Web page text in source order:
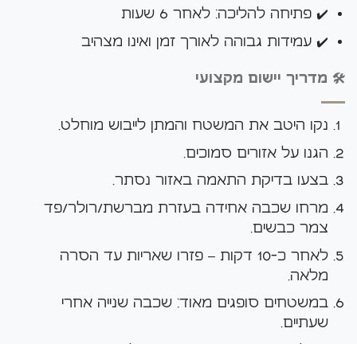
✔️ פתיחה להליכה: לאחר 6 שעות
✔️ עמידות גבוהה לאורך זמן ואינו מצהיב
🛠️ מדריך יישום מקצועי
נקו היטב את המשטח והמתן לייבוש מוחלט.
הגנו על אזורים סמוכים.
בצעו בדיקת התאמה באזור נסתר.
מרחו שכבה אחידה בעזרת מברשת/רולר/פד
צמר כבשים.
לאחר כ-10 דקות – פזרו שאריות עד הסרה
מלאה.
במשטחים סופגים מאוד: שכבה שנייה אחרי
שעתיים.